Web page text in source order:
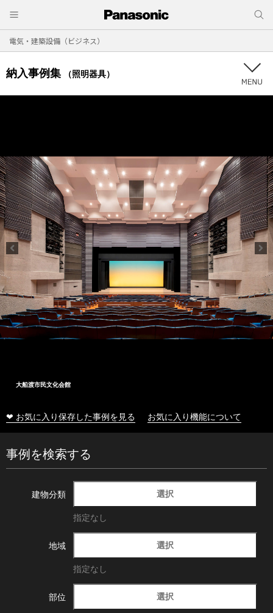
電気・建築設備（ビジネス）
納入事例集 （照明器具）
大船渡市民文化会館
❤ お気に入り保存した事例を見る お気に入り機能について
事例を検索する
建物分類 選択
指定なし
地域 選択
指定なし
部位 選択